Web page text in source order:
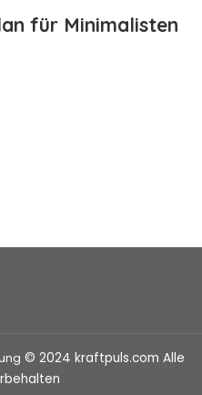
für Minimalisten
© 2024 kraftpuls.com Alle